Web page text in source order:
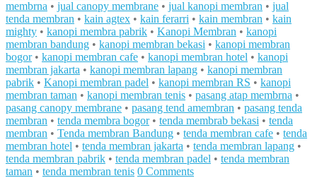
membrna • jual canopy membrane • jual kanopi membran • jual
tenda membran • kain agtex • kain ferarri • kain membran • kain
mighty • kanopi membra pabrik • Kanopi Membran • kanopi
membran bandung • kanopi membran bekasi • kanopi membran
bogor• kanopi membran cafe • kanopi membran hotel • kanopi
membran jakarta • kanopi membran lapang • kanopi membran
pabrik • Kanopi membran padel • kanopi membran RS • kanopi
membran taman • kanopi membran tenis • pasang atap membrna •
pasang canopy membrane • pasang tend amembran • pasang tenda
membran • tenda membra bogor• tenda membrab bekasi • tenda
membran • Tenda membran Bandung • tenda membran cafe • tenda
membran hotel • tenda membran jakarta • tenda membran lapang •
tenda membran pabrik • tenda membran padel • tenda membran
taman • tenda membran tenis 0 Comments